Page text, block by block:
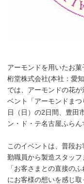
アーモンドを用いたお
桁堂株式会社(本社：愛
では、アーモンドの花
ベント「アーモンドま
日（日）の2日間、豊田
ン・ド・テ名古屋ふらん
このイベントは、普段
勤職員から製造スタッフ
「お客さまとの直接の
にお客様の想いを感じ